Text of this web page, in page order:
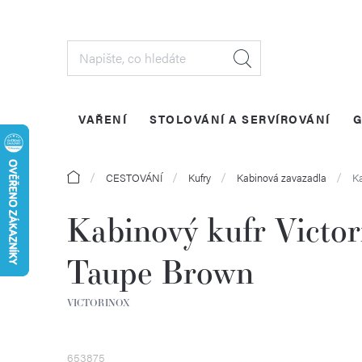
VAŘENÍ STOLOVÁNÍ A SERVÍROVÁNÍ
DomůCESTOVÁNÍ Kufry Kabinová zavazadla
Kabinový kufr
Taupe Brown
VICTORINOX
653875